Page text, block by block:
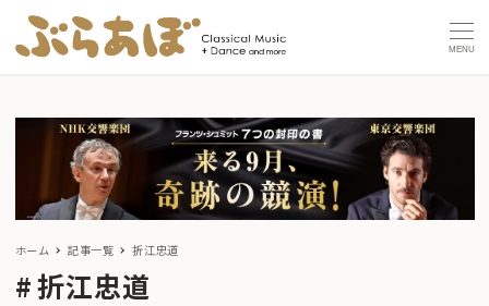
MENU
ホーム 記事一覧 折江忠道
折江忠道